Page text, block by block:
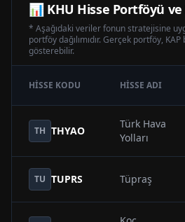
📊 KHU Hisse Portföyü ve
* Aşağıdaki veriler fonun stratejisine
portföy dağılımıdır. Gerçek portföy,
gösterebilir.
HISSE KODU HISSE ADI
TH THYAO
Türk Hava
Yolları
TU TUPRS Tüpraş